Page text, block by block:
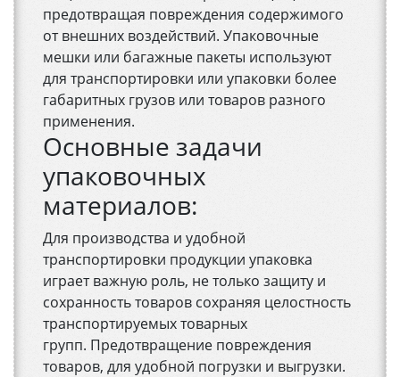
предотвращая повреждения содержимого
от внешних воздействий. Упаковочные
мешки или багажные пакеты используют
для транспортировки или упаковки более
габаритных грузов или товаров разного
применения.
Основные задачи
упаковочных
материалов:
Для производства и удобной
транспортировки продукции упаковка
играет важную роль, не только защиту и
сохранность товаров сохраняя целостность
транспортируемых товарных
групп. Предотвращение повреждения
товаров, для удобной погрузки и выгрузки.